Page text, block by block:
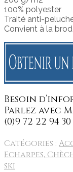
100% polyester
Traité anti-
Convient à la
Catégories :
Echarpes,
ski